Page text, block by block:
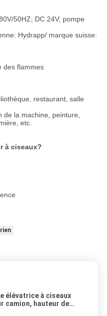
50HZ; DC 24V; pompe
Hydrapp/ marque suisse:
des flammes
restaurant, salle
la machine, peinture,
etc.
à ciseaux?
élévatrice à ciseaux
camion, hauteur de